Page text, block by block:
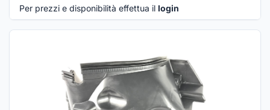
Per prezzi e disponibilità effettua il login